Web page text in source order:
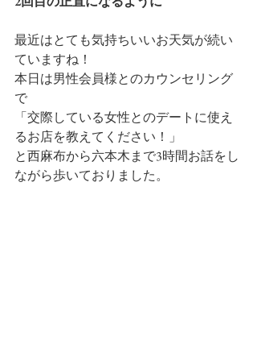
最近はとても気持ちいいお天気が続い
ていますね！
本日は男性会員様とのカウンセリング
で
「交際している女性とのデートに使え
るお店を教えてください！」
と西麻布から六本木まで3時間お話をし
ながら歩いておりました。